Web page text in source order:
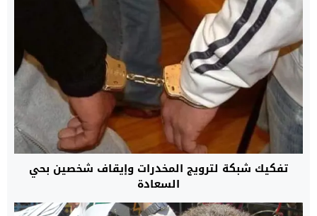
تفكيك شبكة لترويج المخدرات وإيقاف شخصين بحي
السعادة